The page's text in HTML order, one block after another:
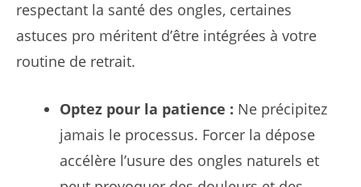
respectant la santé des ongles, certaines
astuces pro méritent d’être intégrées à votre
routine de retrait.
Optez pour la patience : Ne précipitez
jamais le processus. Forcer la dépose
accélère l’usure des ongles naturels et